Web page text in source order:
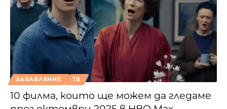
ЗАБАВЛЕНИЕ ТВ
10 филма, които ще можем да гледаме